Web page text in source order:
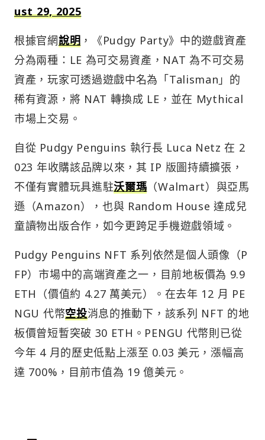
ust 29, 2025
根據官網說明 ，《Pudgy Party》中的遊戲資產
分為兩種：LE 為可交易資產，NAT 為不可交易
資產，玩家可透過遊戲中名為「Talisman」的
稀有資源，將 NAT 轉換成 LE，並在 Mythical
市場上交易。
自從 Pudgy Penguins 執行長 Luca Netz 在 2
023 年收購該品牌以來，其 IP 版圖持續擴張，
不僅有實體玩具進駐沃爾瑪 （Walmart）與亞馬
遜（Amazon），也與 Random House 達成兒
童讀物出版合作，如今更跨足手機遊戲領域。
Pudgy Penguins NFT 系列依然是個人頭像（P
FP）市場中的高端資產之一，目前地板價為 9.9
ETH（價值約 4.27 萬美元）。在去年 12 月 PE
NGU 代幣空投消息的推動下，該系列 NFT 的地
板價曾短暫突破 30 ETH。PENGU 代幣則已從
今年 4 月的歷史低點上漲至 0.03 美元，漲幅高
達 700%，目前市值為 19 億美元。